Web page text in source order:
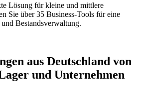
Lösung für kleine und mittlere
Sie über 35 Business-Tools für eine
Bestandsverwaltung.
aus Deutschland von
und Unternehmen